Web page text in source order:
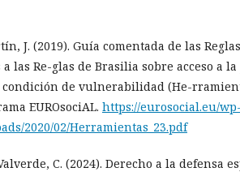
J. (2019). Guía comentada de las
las Re-glas de Brasilia sobre acceso a
de vulnerabilidad (He-
EUROsociAL. https://eurosocial.eu/wp-
2020/02/Herramientas_23.pdf
C. (2024). Derecho a la defensa